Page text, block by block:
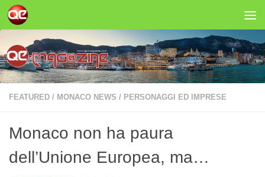
Salta al contenuto
FEATURED / MONACO NEWS / PERSONAGGI ED IMPRESE
Monaco non ha paura
dell’Unione Europea, ma…